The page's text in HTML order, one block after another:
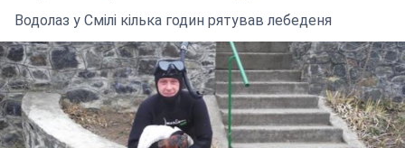
Водолаз у Смілі кілька годин рятував лебеденя